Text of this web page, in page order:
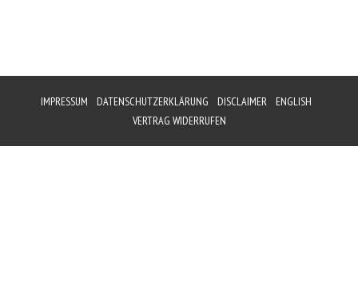
IMPRESSUM DATENSCHUTZERKLÄRUNG DISCLAIMER
ENGLISH
VERTRAG WIDERRUFEN